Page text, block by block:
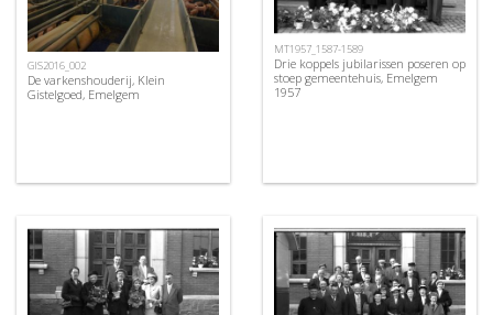
GIS2016_002
De varkenshouderij, Klein
Gistelgoed, Emelgem
MT1957_1587-1589
Drie koppels jubilarissen poseren op
stoep gemeentehuis, Emelgem
1957